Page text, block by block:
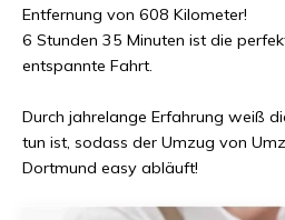
Entfernung von 608 Kilometer!
6 Stunden 35 Minuten ist die
entspannte Fahrt.
Durch jahrelange Erfahrung weiß
tun ist, sodass der Umzug von
Dortmund easy abläuft!